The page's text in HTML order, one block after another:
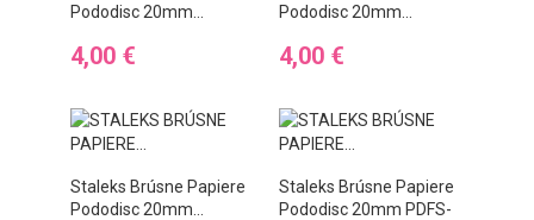
Pododisc 20mm...
Preis
4,00 €
Pododisc 20mm...
Preis
4,00 €
Staleks Brúsne Papiere
Pododisc 20mm...
Staleks Brúsne Papiere
Pododisc 20mm PDFS-